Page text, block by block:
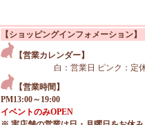
【ショッピングインフォメーション】
【営業カレンダー】
白：営業日 ピンク：定
【営業時間】
PM13:00～19:00
イベントのみOPEN